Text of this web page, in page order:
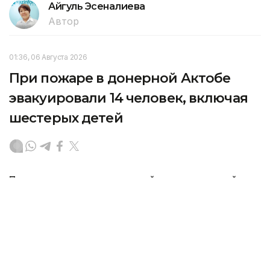
Айгуль Эсеналиева
Автор
01:36, 06 Августа 2026
При пожаре в донерной Актобе
эвакуировали 14 человек, включая
шестерых детей
Пожар произошел в донерной, расположенной